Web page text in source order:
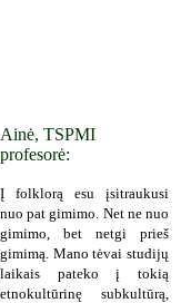
Ainė, TSPMI
profesorė:
Į folklorą esu įsitraukusi
nuo pat gimimo. Net ne nuo
gimimo, bet netgi prieš
gimimą. Mano tėvai studijų
laikais pateko į tokią
etnokultūrinę subkultūrą,